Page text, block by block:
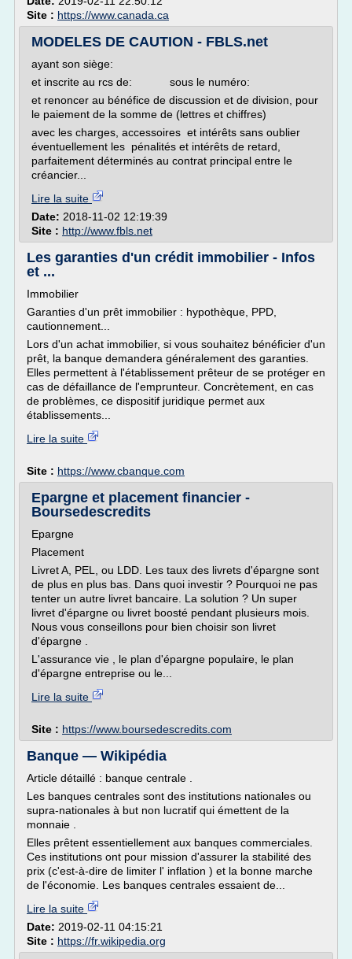
Site : https://www.canada.ca
MODELES DE CAUTION - FBLS.net
ayant son siège:
et inscrite au rcs de: sous le numéro:
et renoncer au bénéfice de discussion et de division, pour
le paiement de la somme de (lettres et chiffres)
avec les charges, accessoires et intérêts sans oublier
éventuellement les pénalités et intérêts de retard,
parfaitement déterminés au contrat principal entre le
créancier...
Lire la suite
Date: 2018-11-02 12:19:39
Site : http://www.fbls.net
Les garanties d'un crédit immobilier - Infos
et ...
Immobilier
Garanties d'un prêt immobilier : hypothèque, PPD,
cautionnement...
Lors d'un achat immobilier, si vous souhaitez bénéficier d'un
prêt, la banque demandera généralement des garanties.
Elles permettent à l'établissement prêteur de se protéger en
cas de défaillance de l'emprunteur. Concrètement, en cas
de problèmes, ce dispositif juridique permet aux
établissements...
Lire la suite
Site : https://www.cbanque.com
Epargne et placement financier -
Boursedescredits
Epargne
Placement
Livret A, PEL, ou LDD. Les taux des livrets d'épargne sont
de plus en plus bas. Dans quoi investir ? Pourquoi ne pas
tenter un autre livret bancaire. La solution ? Un super
livret d'épargne ou livret boosté pendant plusieurs mois.
Nous vous conseillons pour bien choisir son livret
d'épargne .
L'assurance vie , le plan d'épargne populaire, le plan
d'épargne entreprise ou le...
Lire la suite
Site : https://www.boursedescredits.com
Banque — Wikipédia
Article détaillé : banque centrale .
Les banques centrales sont des institutions nationales ou
supra-nationales à but non lucratif qui émettent de la
monnaie .
Elles prêtent essentiellement aux banques commerciales.
Ces institutions ont pour mission d'assurer la stabilité des
prix (c'est-à-dire de limiter l' inflation ) et la bonne marche
de l'économie. Les banques centrales essaient de...
Lire la suite
Date: 2019-02-11 04:15:21
Site : https://fr.wikipedia.org